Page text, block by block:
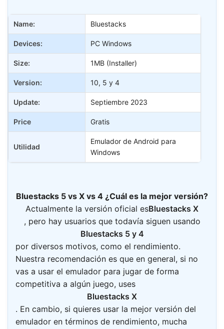
Name: Bluestacks
Devices: PC Windows
Size: 1MB (Installer)
Version: 10, 5 y 4
Update: Septiembre 2023
Price Gratis
Utilidad
Emulador de Android para
Windows
Bluestacks 5 vs X vs 4 ¿Cuál es la mejor versión?
Actualmente la versión oficial esBluestacks X
, pero hay usuarios que todavía siguen usando
Bluestacks 5 y 4
por diversos motivos, como el rendimiento.
Nuestra recomendación es que en general, si no
vas a usar el emulador para jugar de forma
competitiva a algún juego, uses
Bluestacks X
. En cambio, si quieres usar la mejor versión del
emulador en términos de rendimiento, mucha